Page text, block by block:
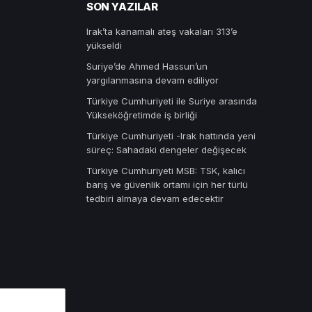
SON YAZILAR
Irak’ta kanamalı ateş vakaları 313’e
yükseldi
Suriye’de Ahmed Hassun’un
yargılanmasına devam ediliyor
Türkiye Cumhuriyeti ile Suriye arasında
Yükseköğretimde iş birliği
Türkiye Cumhuriyeti -Irak hattında yeni
süreç: Sahadaki dengeler değişecek
Türkiye Cumhuriyeti MSB: TSK, kalıcı
barış ve güvenlik ortamı için her türlü
tedbiri almaya devam edecektir